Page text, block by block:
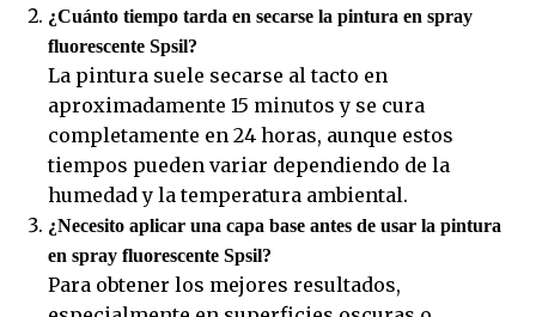
¿Cuánto tiempo tarda en secarse la pintura en spray
fluorescente Spsil?
La pintura suele secarse al tacto en
aproximadamente 15 minutos y se cura
completamente en 24 horas, aunque estos
tiempos pueden variar dependiendo de la
humedad y la temperatura ambiental.
¿Necesito aplicar una capa base antes de usar la pintura
en spray fluorescente Spsil?
Para obtener los mejores resultados,